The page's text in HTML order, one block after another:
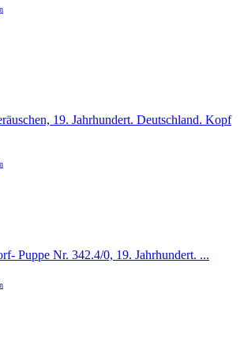
19. Jahrhundert. Deutschland. Kopf
Puppe Nr. 342.4/0, 19. Jahrhundert. ...